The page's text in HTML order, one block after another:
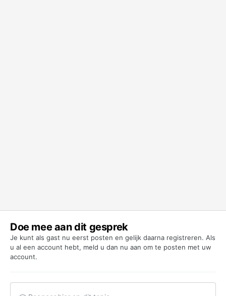
Doe mee aan dit gesprek
Je kunt als gast nu eerst posten en gelijk daarna registreren. Als
u al een account hebt, meld u dan nu aan om te posten met uw
account.